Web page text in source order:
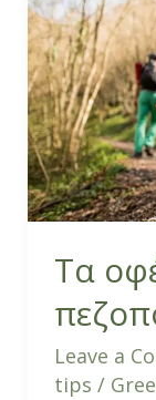
Τα
Leave a
tips /
οφέλη
της
πεζοπορίας